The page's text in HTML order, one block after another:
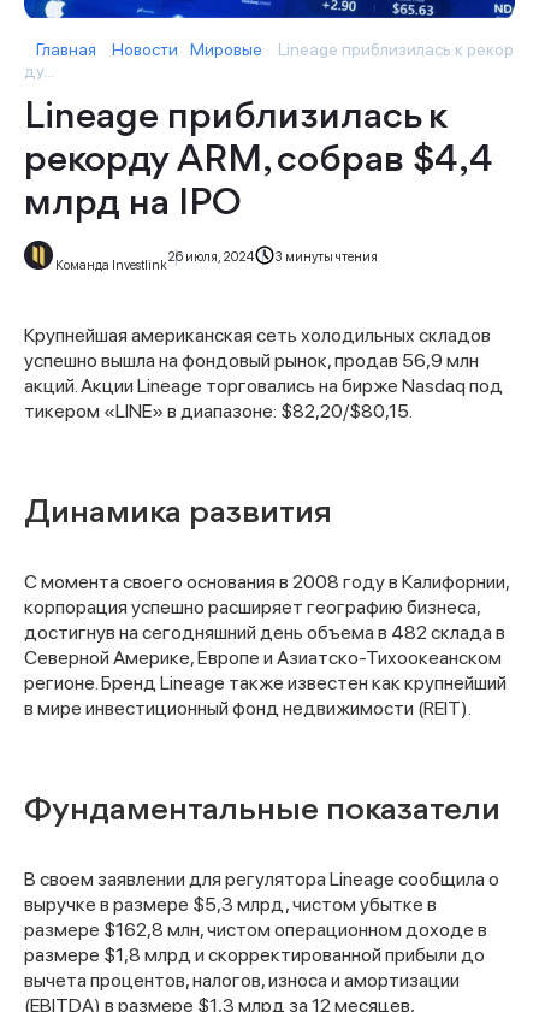
Главная Новости Мировые
Lineage приблизилась к рекор
ду...
Lineage приблизилась к
рекорду ARM, собрав $4,4
млрд на IPO
Команда Investlink
26 июля, 2024 3 минуты чтения
Крупнейшая американская сеть холодильных складов
успешно вышла на фондовый рынок, продав 56,9 млн
акций. Акции Lineage торговались на бирже Nasdaq под
тикером «LINE» в диапазоне: $82,20/$80,15.
Динамика развития
С момента своего основания в 2008 году в Калифорнии,
корпорация успешно расширяет географию бизнеса,
достигнув на сегодняшний день объема в 482 склада в
Северной Америке, Европе и Азиатско-Тихоокеанском
регионе. Бренд Lineage также известен как крупнейший
в мире инвестиционный фонд недвижимости (REIT).
Фундаментальные показатели
В своем заявлении для регулятора Lineage сообщила о
выручке в размере $5,3 млрд, чистом убытке в
размере $162,8 млн, чистом операционном доходе в
размере $1,8 млрд и скорректированной прибыли до
вычета процентов, налогов, износа и амортизации
(EBITDA) в размере $1,3 млрд за 12 месяцев,